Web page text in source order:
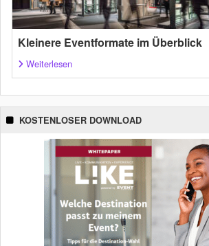
Kleinere Eventformate im Überblick
Weiterlesen
KOSTENLOSER DOWNLOAD